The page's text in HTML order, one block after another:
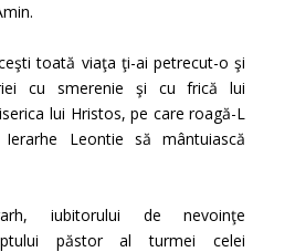
toată viaţa ţi-ai petrecut-o şi
cu smerenie şi cu frică lui
lui Hristos, pe care roagă-L
Leontie să mântuiască
iubitorului de nevoinţe
păstor al turmei celei